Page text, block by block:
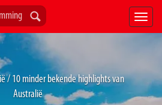
/ 10 minder bekende highlights van
Australië